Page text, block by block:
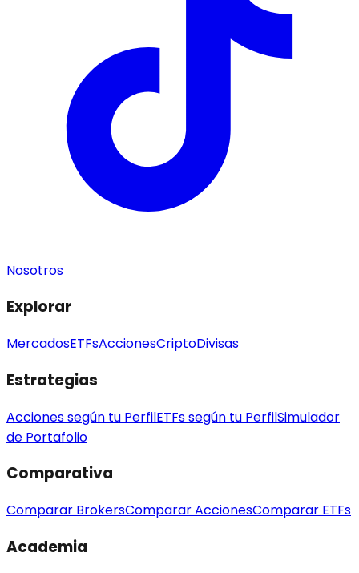
Nosotros
Explorar
MercadosETFsAccionesCriptoDivisas
Estrategias
Acciones según tu PerfilETFs según tu PerfilSimulador
de Portafolio
Comparativa
Comparar BrokersComparar AccionesComparar ETFs
Academia